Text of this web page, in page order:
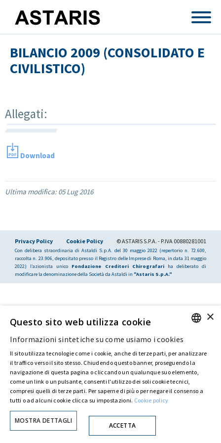
BILANCIO 2009 (CONSOLIDATO E
CIVILISTICO)
Allegati:
Download
Ultima modifica:05 Lug 2016
Privacy Policy Cookie Policy © ASTARIS S.P.A. - P.IVA 00880281001
Con delibera straordinaria di Astaldi S.p.A. del 30 maggio 2022 (repertorio n. 72.600,
raccolta n. 23.906, depositato presso il Registro delle Imprese di Roma, in data 31 maggio
2022) l’azionista unico Fondazione Creditori Chirografariha deliberato di
modificare la denominazione della Società da Astaldi in "Astaris S.p.A."
ITALIAN
×
Questo sito web utilizza cookie
Informazioni sintetiche su come usiamo i cookies
Il sito utilizza tecnologie come i cookie, anche di terze parti, per analizzare
il traffico verso il sito stesso. Chiudendo questo banner, proseguendo la
navigazione di questa pagina o cliccando un qualunque suo elemento,
come un link o un pulsante, consenti l'utilizzo dei soli cookie tecnici,
compresi quelli di terze parti. Per saperne di più o per negare il consenso a
tutti o ad alcuni cookie clicca su impostazioni. Cookie policy
MOSTRA DETTAGLI
ACCETTA